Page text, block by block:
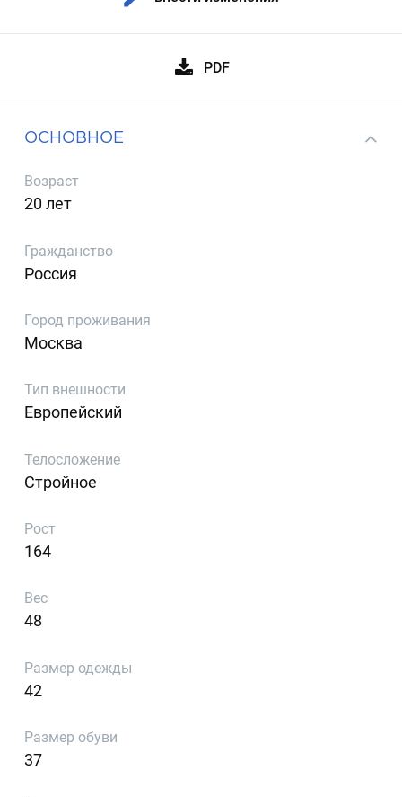
PDF
ОСНОВНОЕ
Возраст
20 лет
Гражданство
Россия
Город проживания
Москва
Тип внешности
Европейский
Телосложение
Стройное
Рост
164
Вес
48
Размер одежды
42
Размер обуви
37